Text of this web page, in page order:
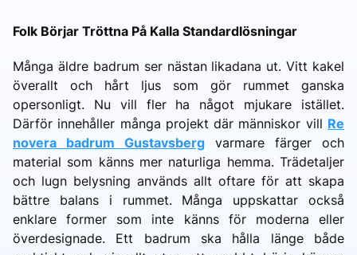
Folk Börjar Tröttna På Kalla Standardlösningar
Många äldre badrum ser nästan likadana ut. Vitt kakel
överallt och hårt ljus som gör rummet ganska
opersonligt. Nu vill fler ha något mjukare istället.
Därför innehåller många projekt där människor vill Re
novera badrum Gustavsberg varmare färger och
material som känns mer naturliga hemma. Trädetaljer
och lugn belysning används allt oftare för att skapa
bättre balans i rummet. Många uppskattar också
enklare former som inte känns för moderna eller
överdesignade. Ett badrum ska hålla länge både